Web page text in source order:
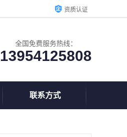
资质认证
全国免费服务热线：
13954125808
联系方式